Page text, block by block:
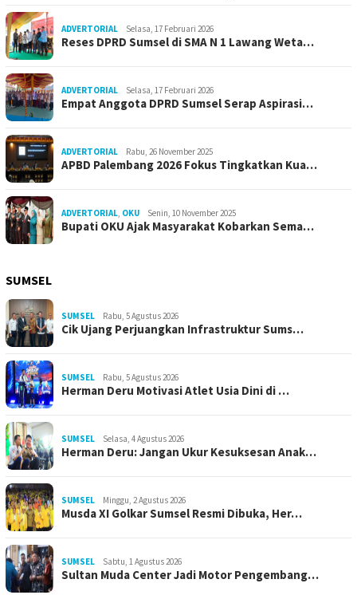
ADVERTORIAL Selasa, 17 Februari 2026
Reses DPRD Sumsel di SMA N 1 Lawang Weta…
ADVERTORIAL Selasa, 17 Februari 2026
Empat Anggota DPRD Sumsel Serap Aspirasi…
ADVERTORIAL Rabu, 26 November 2025
APBD Palembang 2026 Fokus Tingkatkan Kua…
ADVERTORIAL, OKU Senin, 10 November 2025
Bupati OKU Ajak Masyarakat Kobarkan Sema…
SUMSEL
SUMSEL Rabu, 5 Agustus 2026
Cik Ujang Perjuangkan Infrastruktur Sums…
SUMSEL Rabu, 5 Agustus 2026
Herman Deru Motivasi Atlet Usia Dini di …
SUMSEL Selasa, 4 Agustus 2026
Herman Deru: Jangan Ukur Kesuksesan Anak…
SUMSEL Minggu, 2 Agustus 2026
Musda XI Golkar Sumsel Resmi Dibuka, Her…
SUMSEL Sabtu, 1 Agustus 2026
Sultan Muda Center Jadi Motor Pengembang…